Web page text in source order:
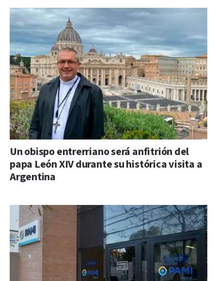
Un obispo entrerriano será anfitrión del
papa León XIV durante su histórica visita a
Argentina